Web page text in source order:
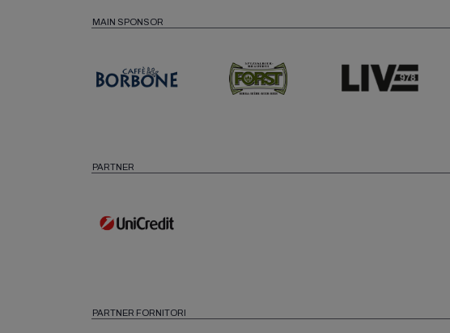
MAIN SPONSOR
PARTNER
PARTNER FORNITORI